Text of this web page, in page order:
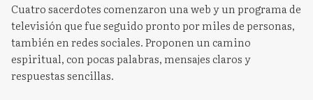
Cuatro sacerdotes comenzaron una web y un programa de
televisión que fue seguido pronto por miles de personas,
también en redes sociales. Proponen un camino
espiritual, con pocas palabras, mensajes claros y
respuestas sencillas.